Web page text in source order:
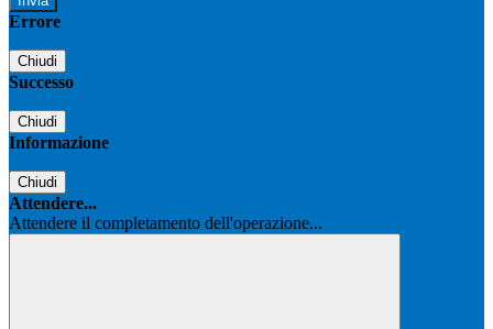
Errore
Chiudi
Successo
Chiudi
Informazione
Chiudi
Attendere...
Attendere il completamento dell'operazione...